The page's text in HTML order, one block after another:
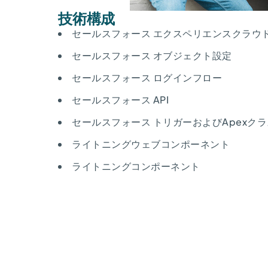
技術構成
セールスフォース エクスペリエンスクラウ
セールスフォース オブジェクト設定
セールスフォース ログインフロー
セールスフォース API
セールスフォース トリガーおよびApexク
ライトニングウェブコンポーネント
ライトニングコンポーネント